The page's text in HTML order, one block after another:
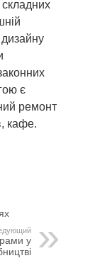
складних
дизайну
є
ремонт
кафе.
у